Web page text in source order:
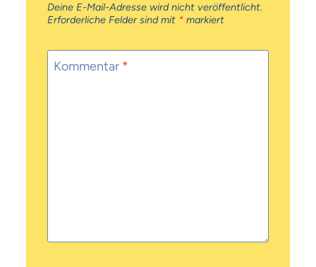
Deine E-Mail-Adresse wird nicht veröffentlicht.
Erforderliche Felder sind mit *markiert
Kommentar *